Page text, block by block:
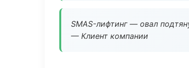
SMAS-лифтинг — овал
— Клиент компании